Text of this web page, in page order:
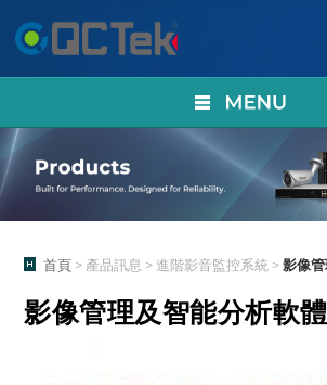
首頁 > 產品訊息 > 進階影音監控系統 >影像
影像管理及智能分析軟體